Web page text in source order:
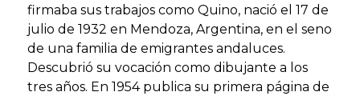
firmaba sus trabajos como Quino, nació el 17 de
julio de 1932 en Mendoza, Argentina, en el seno
de una familia de emigrantes andaluces.
Descubrió su vocación como dibujante a los
tres años. En 1954 publica su primera página de